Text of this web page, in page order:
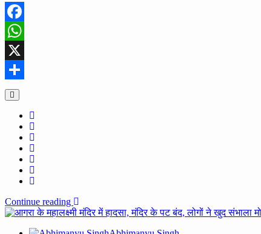
Facebook
WhatsApp
X
Share
Continue reading